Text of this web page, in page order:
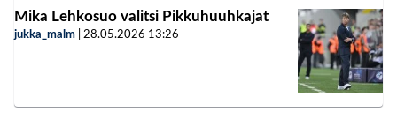
Mika Lehkosuo valitsi Pikkuhuuhkajat
jukka_malm 28.05.2026 13:26